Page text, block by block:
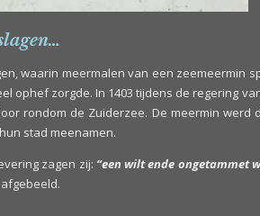
waarin meermalen van een zeemeermin
ophef zorgde. In 1403 tijdens de regering
rondom de Zuiderzee. De meermin
stad meenamen.
zagen zij: “een wilt ende ongetammet